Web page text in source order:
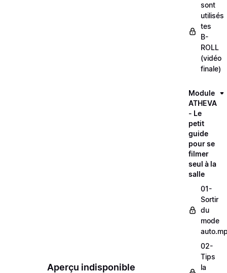
Aperçu indisponible
sont
utilisés
tes
B-
ROLL
(vidéo
finale)
Module
ATHEVA
- Le
petit
guide
pour se
filmer
seul à la
salle
01-
Sortir
du
mode
02-
Tips
la